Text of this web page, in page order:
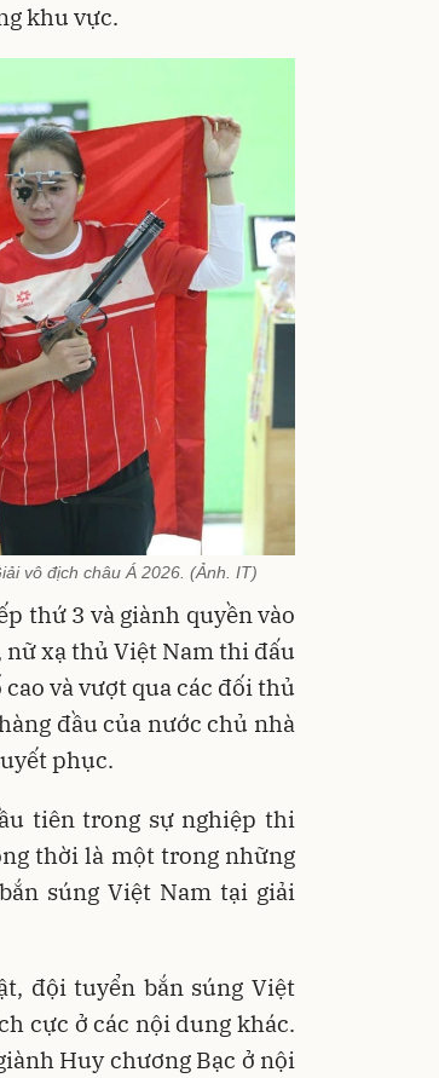
khu vực.
vô địch châu Á 2026. (Ảnh. IT)
thứ 3 và giành quyền vào
xạ thủ Việt Nam thi đấu
và vượt qua các đối thủ
đầu của nước chủ nhà
phục.
tiên trong sự nghiệp thi
thời là một trong những
súng Việt Nam tại giải
đội tuyển bắn súng Việt
cực ở các nội dung khác.
Huy chương Bạc ở nội